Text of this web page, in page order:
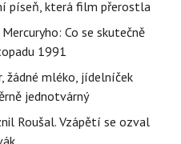
píseň, která film přerostla
Co se skutečně
1991
žádné mléko, jídelníček
jednotvárný
Roušal. Vzápětí se ozval